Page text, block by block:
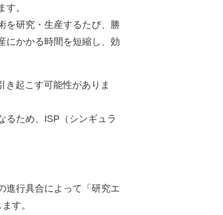
。
を研究・生産するたび、勝
にかかる時間を短縮し、効
き起こす可能性がありま
るため、ISP（シンギュラ
進行具合によって「研究エ
す。